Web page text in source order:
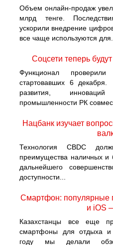
Объем онлайн-продаж
млрд тенге.
ускорили внедрение
все чаще используются для...
Cоцсети теперь
Функционал
стартовавших 6
развития,
промышленности РК
Нацбанк изучает
Технология CBDC
преимущества наличных и
дальнейшего
доступности...
Смартфон: популярные
и iOS
Казахстанцы все еще
смартфоны для отдыха
году мы делали